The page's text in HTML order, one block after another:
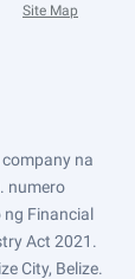
Site Map
na
numero
Financial
Act 2021.
City, Belize.